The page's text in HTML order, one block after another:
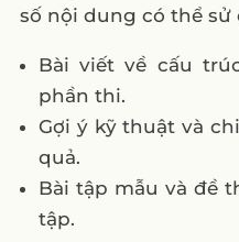
số nội dung có thể sử
Bài viết về cấu
phần thi.
Gợi ý kỹ thuật và
quả.
Bài tập mẫu và đề
tập.